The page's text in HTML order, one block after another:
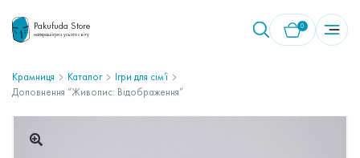
Pakufuda Store
найкращі ігри з усього світу
0
У кошику немає товарів.
Крамниця Каталог
Ігри для сім’ї
Доповнення “Живопис: Відображення”